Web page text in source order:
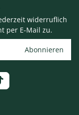
widerruflich
per E-Mail zu.
Abonnieren